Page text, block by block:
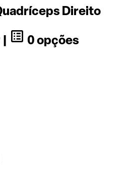
Direito
|
0 opções